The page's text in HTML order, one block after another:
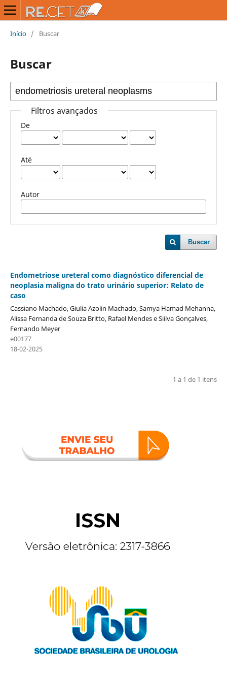
Início / Buscar
Buscar
Filtros avançados
De
Até
Autor
Buscar
Endometriose ureteral como diagnóstico diferencial de
neoplasia maligna do trato urinário superior: Relato de
caso
Cassiano Machado, Giulia Azolin Machado, Samya Hamad Mehanna,
Alissa Fernanda de Souza Britto, Rafael Mendes e Siilva Gonçalves,
Fernando Meyer
e00177
18-02-2025
1 a 1 de 1 itens